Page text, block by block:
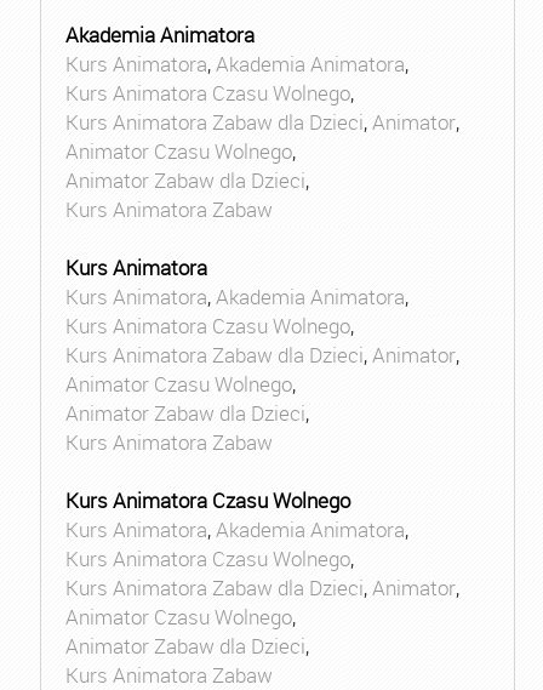
Akademia Animatora
Kurs Animatora,Akademia Animatora,
Kurs Animatora Czasu Wolnego,
Kurs Animatora Zabaw dla Dzieci,Animator,
Animator Czasu Wolnego,
Animator Zabaw dla Dzieci,
Kurs Animatora Zabaw
Kurs Animatora
Kurs Animatora,Akademia Animatora,
Kurs Animatora Czasu Wolnego,
Kurs Animatora Zabaw dla Dzieci,Animator,
Animator Czasu Wolnego,
Animator Zabaw dla Dzieci,
Kurs Animatora Zabaw
Kurs Animatora Czasu Wolnego
Kurs Animatora,Akademia Animatora,
Kurs Animatora Czasu Wolnego,
Kurs Animatora Zabaw dla Dzieci,Animator,
Animator Czasu Wolnego,
Animator Zabaw dla Dzieci,
Kurs Animatora Zabaw